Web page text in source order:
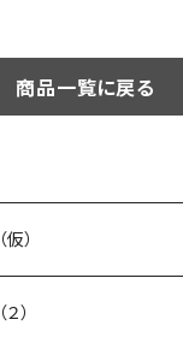
商品一覧に戻る
）
）